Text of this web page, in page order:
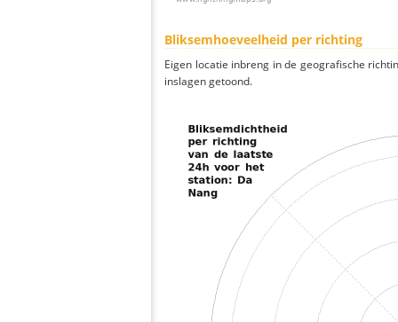
Bliksemhoeveelheid per richting
Eigen locatie inbreng in de geografische
inslagen getoond.